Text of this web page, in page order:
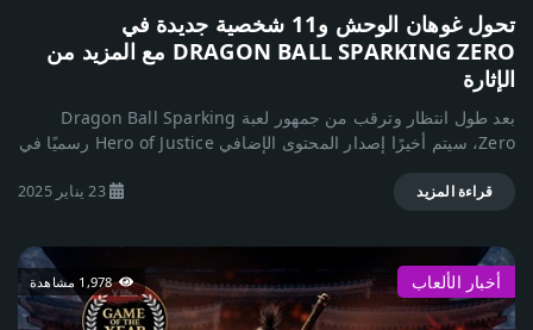
جديدة باستمرار. الخاتمة ماين كرافت ليست مجرد لعبة، بل هي منصة
للإبداع والمغامرة التي تجمع بين البقاء، الاستكشاف، والتحديات
الممتعة. سواء كنت تحب البناء، القتال، أو اللعب الجماعي، فهذه اللعبة
تقدم تجربة لا تنتهي. 🌍✨
تحول غوهان الوحش و11 شخصية جديدة في
DRAGON BALL SPARKING ZERO مع المزيد من
الإثارة
بعد طول انتظار وترقب من جمهور لعبة Dragon Ball Sparking
Zero، سيتم أخيرًا إصدار المحتوى الإضافي Hero of Justice رسميًا في
العديد من المفاجآت! أصدرت شركة Bandai Namco عرضًا دعائيًا
من جيش الشريط الأحمر، بالإضافة إلى ثلاث معارك مخصصة وأحداث
مثيرة من فيلم Dragon Ball Super: Super Hero، حيث سنشاهد
معارك ملحمية ضد "جاما" و"سيل". سيبدأ الوصول المبكر للمحتوى في
قراءة المزيد 23 يناير 2025
أخبار الألعاب 1,978 مشاهدة